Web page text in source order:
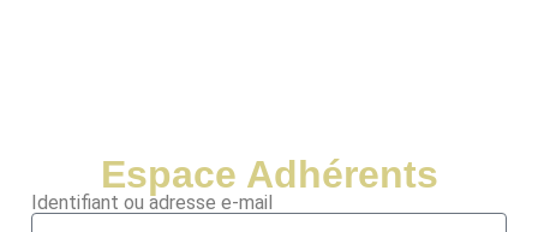
Espace Adhérents
Identifiant ou adresse e-mail